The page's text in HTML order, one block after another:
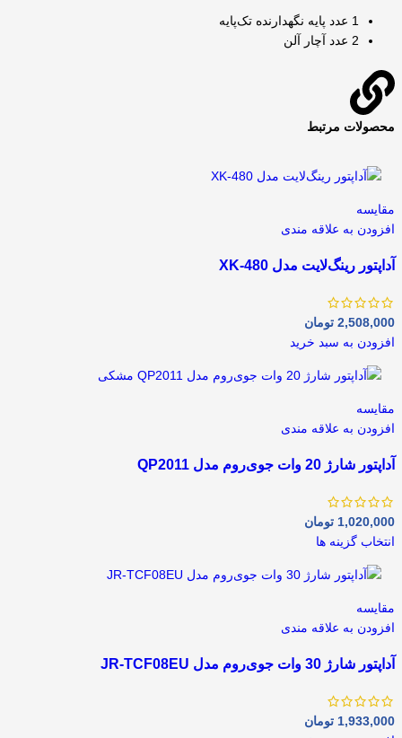
1 عدد پایه نگهدارنده تک‌پایه
2 عدد آچار آلن
محصولات مرتبط
مقايسه
افزودن به علاقه مندی
آداپتور رینگ‌لایت مدل XK-480
2,508,000 تومان
افزودن به سبد خرید
مقايسه
افزودن به علاقه مندی
آداپتور شارژ 20 وات جوی‌روم مدل QP2011
1,020,000 تومان
انتخاب گزینه ها
مقايسه
افزودن به علاقه مندی
آداپتور شارژ 30 وات جوی‌روم مدل JR-TCF08EU
1,933,000 تومان